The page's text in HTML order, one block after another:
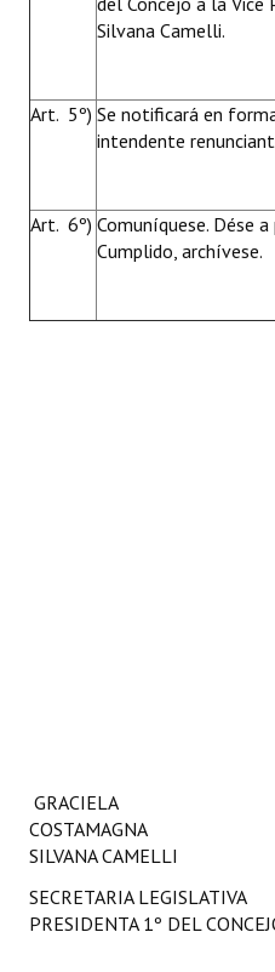
Silvana Camelli.
Art. 5º) Se notificará en
intendente
Art. 6º) Comuníquese. Dése
Cumplido, archívese.
GRACIELA
SILVANA CAMELLI
SECRETARIA
PRESIDENTA 1º DEL